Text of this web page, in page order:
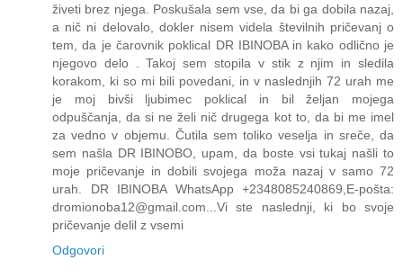
živeti brez njega. Poskušala sem vse, da bi ga dobila nazaj,
a nič ni delovalo, dokler nisem videla številnih pričevanj o
tem, da je čarovnik poklical DR IBINOBA in kako odlično je
njegovo delo . Takoj sem stopila v stik z njim in sledila
korakom, ki so mi bili povedani, in v naslednjih 72 urah me
je moj bivši ljubimec poklical in bil željan mojega
odpuščanja, da si ne želi nič drugega kot to, da bi me imel
za vedno v objemu. Čutila sem toliko veselja in sreče, da
sem našla DR IBINOBO, upam, da boste vsi tukaj našli to
moje pričevanje in dobili svojega moža nazaj v samo 72
urah. DR IBINOBA WhatsApp +2348085240869,E-pošta:
dromionoba12@gmail.com...Vi ste naslednji, ki bo svoje
pričevanje delil z vsemi
Odgovori